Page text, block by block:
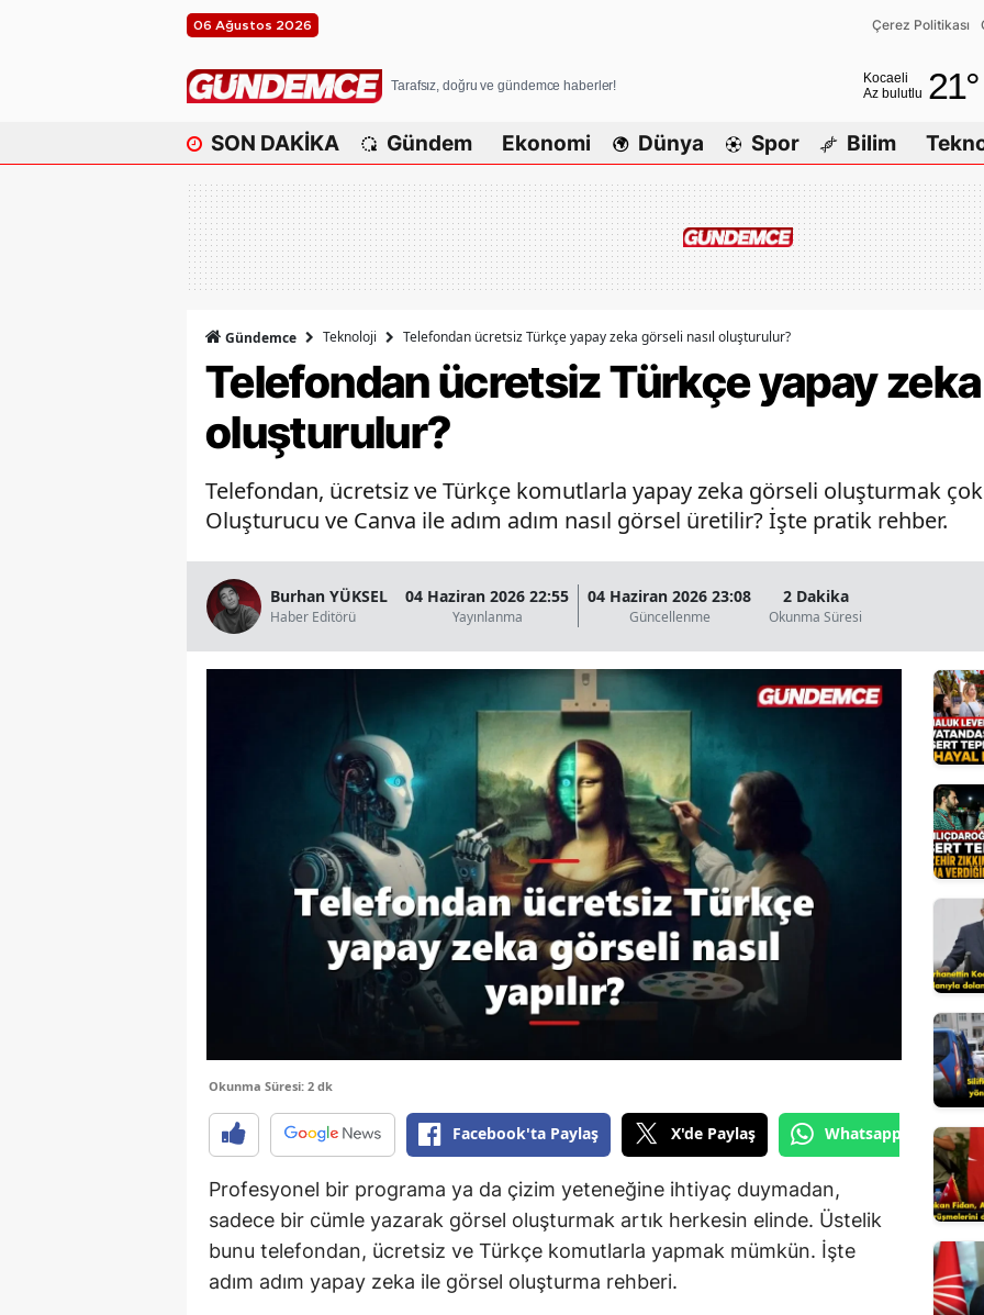
06 Ağustos 2026 Çerez Politikası
Tarafsız, doğru ve gündemce haberler!
Kocaeli
Az bulutlu 21°
Ağrı
Amasya
Ankara
Artvin
Bilecik
Bingöl
Bolu
Burdur
Çanakkale
Çankırı
Çorum
Diyarbakır
Elazığ
Erzincan
Erzurum
Eskişehir
Gaziantep
Giresun
SON DAKİKA Gündem Ekonomi Dünya Spor Bilim
Gündemce Teknoloji Telefondan ücretsiz Türkçe yapay zeka görseli nasıl oluşturulur?
Telefondan ücretsiz Türkçe yapay
oluşturulur?
Telefondan, ücretsiz ve Türkçe komutlarla yapay zeka görseli oluşturmak
Oluşturucu ve Canva ile adım adım nasıl görsel üretilir? İşte pratik rehber.
Burhan YÜKSEL
Haber Editörü
04 Haziran 2026 22:55
Yayınlanma
04 Haziran 2026 23:08
Güncellenme
2 Dakika
Okunma Süresi
Okunma Süresi: 2 dk
Facebook'ta Paylaş X'de Paylaş Whatsapp'tan
Profesyonel bir programa ya da çizim yeteneğine ihtiyaç duymadan,
sadece bir cümle yazarak görsel oluşturmak artık herkesin elinde. Üstelik
bunu telefondan, ücretsiz ve Türkçe komutlarla yapmak mümkün. İşte
adım adım yapay zeka ile görsel oluşturma rehberi.